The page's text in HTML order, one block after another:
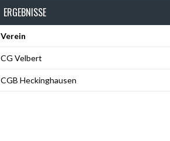
ERGEBNISSE
Verein
CG Velbert
CGB Heckinghausen